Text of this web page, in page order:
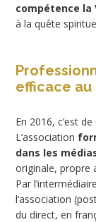
compétence la
à la quête
efficace
En 2016, c’est
L’association
dans les
originale, propre
Par
l’association
du direct, en